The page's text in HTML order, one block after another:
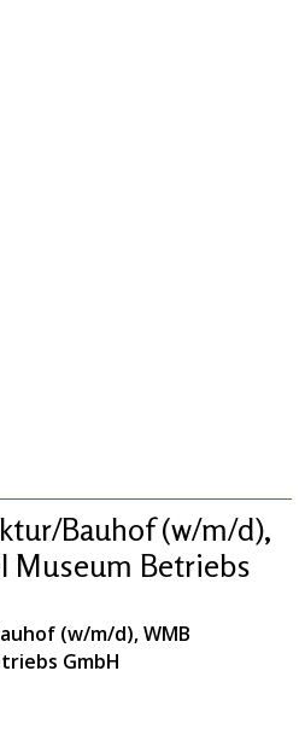
Bauhof (w/m/d),
Museum Betriebs
(w/m/d), WMB
GmbH